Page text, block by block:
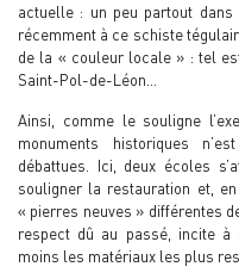
actuelle : un peu partout
récemment à ce schiste
de la « couleur locale » : tel
Saint-Pol-de-Léon…
Ainsi, comme le souligne
monuments historiques
débattues. Ici, deux écoles
souligner la restauration et,
« pierres neuves » différentes
respect dû au passé, incite à
moins les matériaux les plus